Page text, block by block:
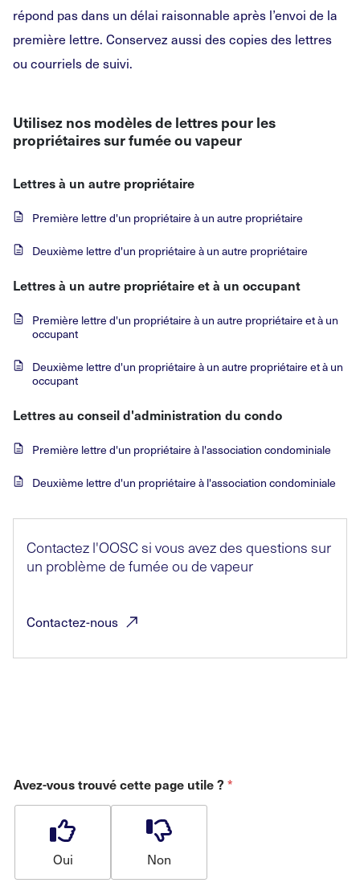
répond pas dans un délai raisonnable après l’envoi de la
première lettre. Conservez aussi des copies des lettres
ou courriels de suivi.
Utilisez nos modèles de lettres pour les
propriétaires sur fumée ou vapeur
Lettres à un autre propriétaire
Première lettre d'un propriétaire à un autre propriétaire
Deuxième lettre d'un propriétaire à un autre propriétaire
Lettres à un autre propriétaire et à un occupant
Première lettre d'un propriétaire à un autre propriétaire et à un
occupant
Deuxième lettre d'un propriétaire à un autre propriétaire et à un
occupant
Lettres au conseil d'administration du condo
Première lettre d'un propriétaire à l'association condominiale
Deuxième lettre d'un propriétaire à l'association condominiale
Contactez l'OOSC si vous avez des questions sur
un problème de fumée ou de vapeur
Contactez-nous
Avez-vous trouvé cette page utile ? *
Oui Non